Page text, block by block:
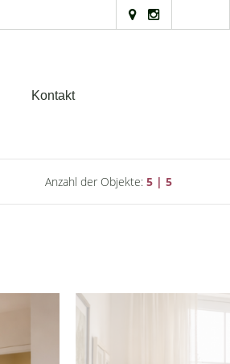
Kontakt
Anzahl der Objekte: 5 | 5